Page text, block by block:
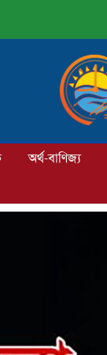
অর্থ-বাণিজ্য